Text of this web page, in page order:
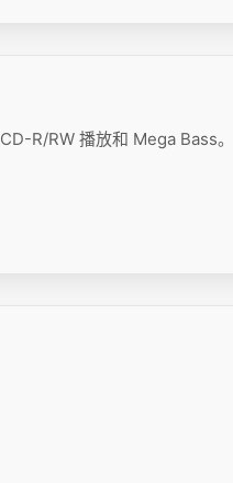
R/RW 播放和 Mega Bass。